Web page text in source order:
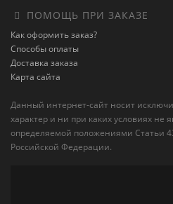
ПОМОЩЬ ПРИ ЗАКАЗЕ
Как оформить заказ?
Способы оплаты
Доставка заказа
Карта сайта
Данный интернет-сайт носит
характер и ни при каких условиях не
определяемой положениями Статьи
Российской Федерации.